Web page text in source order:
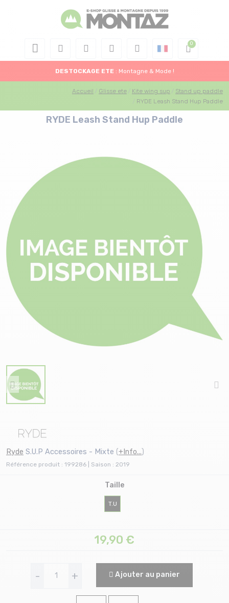
DESTOCKAGE ETE : Montagne & Mode !
Accueil Glisse ete Kite wing sup
Stand up paddle
RYDE Leash Stand Hup Paddle
RYDE Leash Stand Hup Paddle
Ryde S.U.P Accessoires - Mixte (+Info...)
Référence produit : 199286 | Saison : 2019
Taille
T.U
19,90 €
- + Ajouter au panier